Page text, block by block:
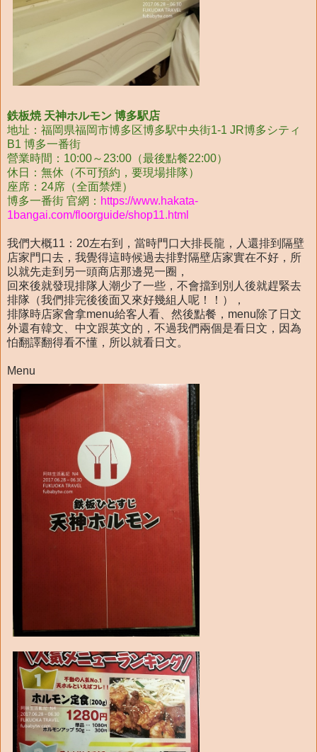
鉄板焼 天神ホルモン 博多駅店
地址：福岡県福岡市博多区博多駅中央街1-1 JR博多シティ
B1 博多一番街
營業時間：10:00～23:00（最後點餐22:00）
休日：無休（不可預約，要現場排隊）
座席：24席（全面禁煙）
博多一番街 官網： https://www.hakata-
1bangai.com/floorguide/shop11.html
我們大概11：20左右到，當時門口大排長龍，人還排到隔壁
店家門口去，我覺得這時候過去排對隔壁店家實在不好，所
以就先走到另一頭商店那邊晃一圈，
回來後就發現排隊人潮少了一些，不會擋到別人後就趕緊去
排隊（我們排完後後面又來好幾組人呢！！），
排隊時店家會拿menu給客人看、然後點餐，menu除了日文
外還有韓文、中文跟英文的，不過我們兩個是看日文，因為
怕翻譯翻得看不懂，所以就看日文。
Menu